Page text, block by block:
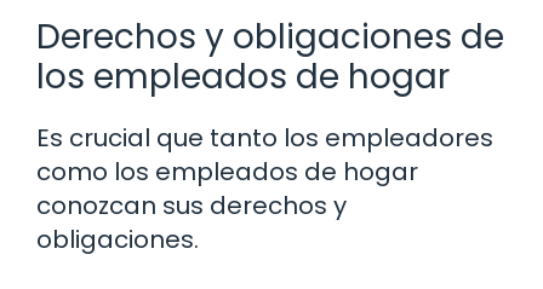
Derechos y obligaciones de
los empleados de hogar
Es crucial que tanto los empleadores
como los empleados de hogar
conozcan sus derechos y
obligaciones.